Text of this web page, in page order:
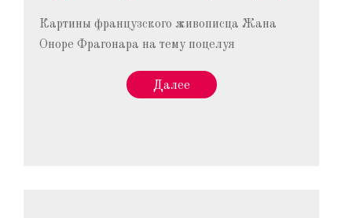
Картины французского живописца Жана
Оноре Фрагонара на тему поцелуя
Далее